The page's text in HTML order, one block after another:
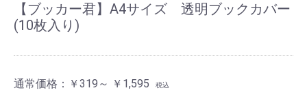
【ブッカー君】A4サイズ 透明ブックカバー
(10枚入り)
通常価格： ￥319～ ￥1,595 税込